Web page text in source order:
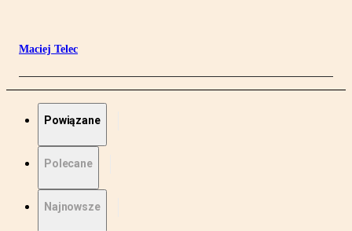
Maciej Telec
Powiązane
Polecane
Najnowsze